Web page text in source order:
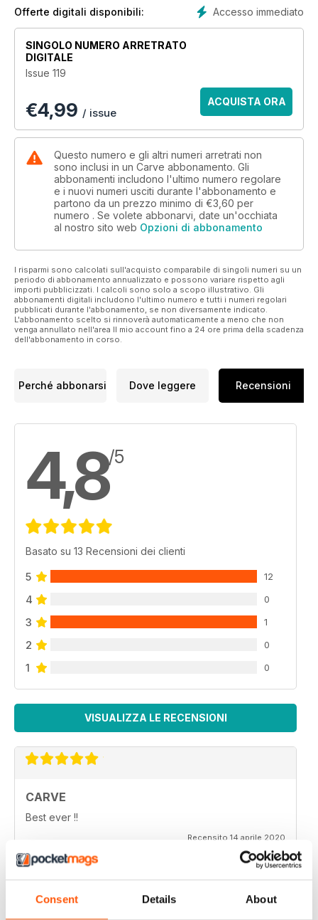
Consent Details About
Accesso immediato
Offerte digitali disponibili:
SINGOLO NUMERO ARRETRATO
DIGITALE
Issue 119
€4,99 / issue
ACQUISTA ORA
Questo numero e gli altri numeri arretrati non
sono inclusi in un Carve abbonamento. Gli
abbonamenti includono l'ultimo numero regolare
e i nuovi numeri usciti durante l'abbonamento e
partono da un prezzo minimo di €3,60 per
numero . Se volete abbonarvi, date un'occhiata
al nostro sito web Opzioni di abbonamento
I risparmi sono calcolati sull'acquisto comparabile di singoli numeri su un
periodo di abbonamento annualizzato e possono variare rispetto agli
importi pubblicizzati. I calcoli sono solo a scopo illustrativo. Gli
abbonamenti digitali includono l'ultimo numero e tutti i numeri regolari
pubblicati durante l'abbonamento, se non diversamente indicato.
L'abbonamento scelto si rinnoverà automaticamente a meno che non
venga annullato nell'area Il mio account fino a 24 ore prima della scadenza
dell'abbonamento in corso.
Perché abbonarsi Dove leggere Recensioni
4,8/5
Basato su 13 Recensioni dei clienti
5 12
4 0
3 1
2 0
1 0
VISUALIZZA LE RECENSIONI
CARVE
Best ever !!
Recensito 14 aprile 2020